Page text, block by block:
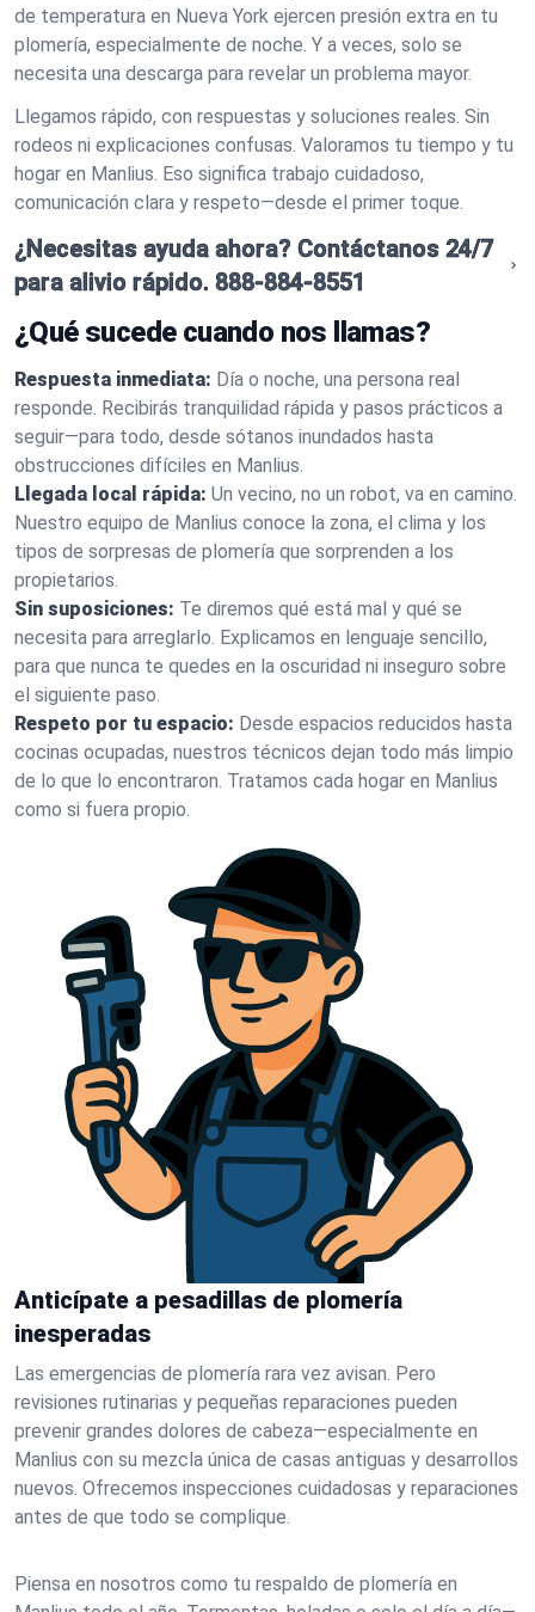
de temperatura en Nueva York ejercen presión extra en tu
plomería, especialmente de noche. Y a veces, solo se
necesita una descarga para revelar un problema mayor.
Llegamos rápido, con respuestas y soluciones reales. Sin
rodeos ni explicaciones confusas. Valoramos tu tiempo y tu
hogar en Manlius. Eso significa trabajo cuidadoso,
comunicación clara y respeto—desde el primer toque.
¿Necesitas ayuda ahora? Contáctanos 24/7
para alivio rápido. 888-884-8551
¿Qué sucede cuando nos llamas?
Respuesta inmediata: Día o noche, una persona real
responde. Recibirás tranquilidad rápida y pasos prácticos a
seguir—para todo, desde sótanos inundados hasta
obstrucciones difíciles en Manlius.
Llegada local rápida: Un vecino, no un robot, va en camino.
Nuestro equipo de Manlius conoce la zona, el clima y los
tipos de sorpresas de plomería que sorprenden a los
propietarios.
Sin suposiciones: Te diremos qué está mal y qué se
necesita para arreglarlo. Explicamos en lenguaje sencillo,
para que nunca te quedes en la oscuridad ni inseguro sobre
el siguiente paso.
Respeto por tu espacio: Desde espacios reducidos hasta
cocinas ocupadas, nuestros técnicos dejan todo más limpio
de lo que lo encontraron. Tratamos cada hogar en Manlius
como si fuera propio.
Anticípate a pesadillas de plomería
inesperadas
Las emergencias de plomería rara vez avisan. Pero
revisiones rutinarias y pequeñas reparaciones pueden
prevenir grandes dolores de cabeza—especialmente en
Manlius con su mezcla única de casas antiguas y desarrollos
nuevos. Ofrecemos inspecciones cuidadosas y reparaciones
antes de que todo se complique.
Piensa en nosotros como tu respaldo de plomería en